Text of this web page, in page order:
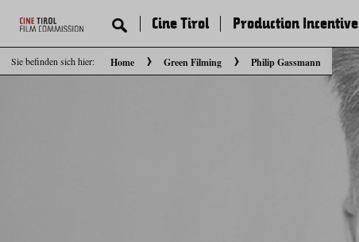
Sie befinden sich hier: Home Green Filming Philip Gassmann
Cine Tirol Production Incentive